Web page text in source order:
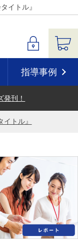
イトル』
指導事例
発刊！
イトル』